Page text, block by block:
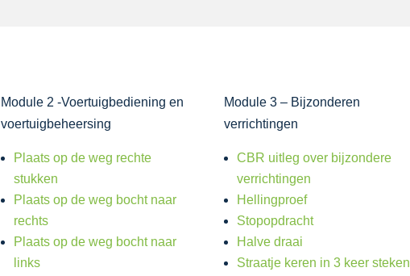
Module 2 -Voertuigbediening en
voertuigbeheersing
Plaats op de weg rechte
stukken
Plaats op de weg bocht naar
rechts
Plaats op de weg bocht naar
links
Module 3 – Bijzonderen
verrichtingen
CBR uitleg over bijzondere
verrichtingen
Hellingproef
Stopopdracht
Halve draai
Straatje keren in 3 keer steken